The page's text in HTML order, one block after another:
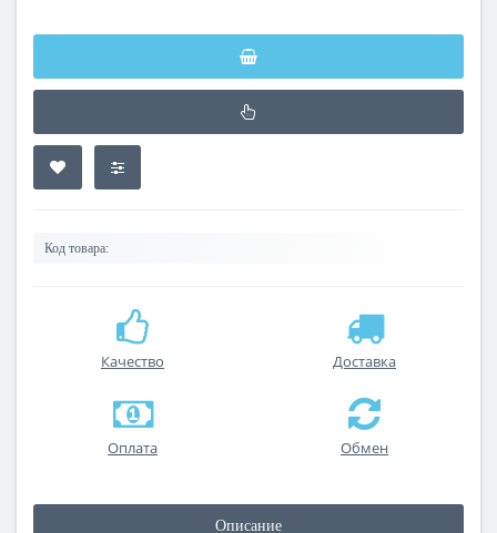
Код товара:
Качество Доставка
Оплата Обмен
Описание